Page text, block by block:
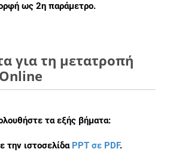
ως 2η παράμετρο.
για τη μετατροπή
τα εξής βήματα:
την ιστοσελίδα PPT σε PDF.